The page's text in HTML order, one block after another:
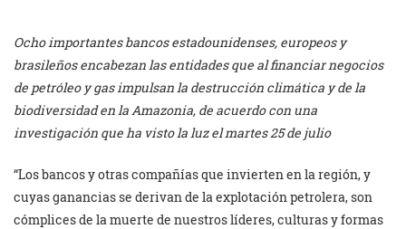
Ocho importantes bancos estadounidenses, europeos y
brasileños encabezan las entidades que al financiar negocios
de petróleo y gas impulsan la destrucción climática y de la
biodiversidad en la Amazonia, de acuerdo con una
investigación que ha visto la luz el martes 25 de julio
“Los bancos y otras compañías que invierten en la región, y
cuyas ganancias se derivan de la explotación petrolera, son
cómplices de la muerte de nuestros líderes, culturas y formas